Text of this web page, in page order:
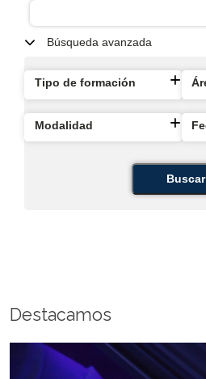
Búsqueda avanzada
Tipo de formación
Modalidad
Buscar
Destacamos